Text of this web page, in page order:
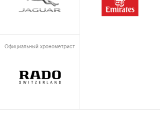
Официальный хронометрист